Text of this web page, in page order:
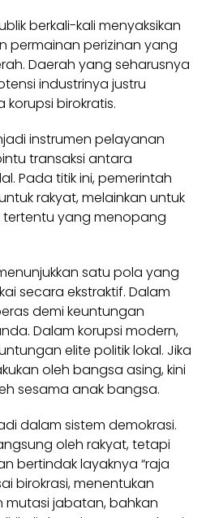
berkali-kali menyaksikan
permainan perizinan yang
Daerah yang seharusnya
industrinya justru
birokratis.
instrumen pelayanan
transaksi antara
Pada titik ini, pemerintah
rakyat, melainkan untuk
yang menopang
satu pola yang
secara ekstraktif. Dalam
demi keuntungan
Dalam korupsi modern,
elite politik lokal. Jika
oleh bangsa asing, kini
sesama anak bangsa.
dalam sistem demokrasi.
oleh rakyat, tetapi
bertindak layaknya “raja
birokrasi, menentukan
mutasi jabatan, bahkan